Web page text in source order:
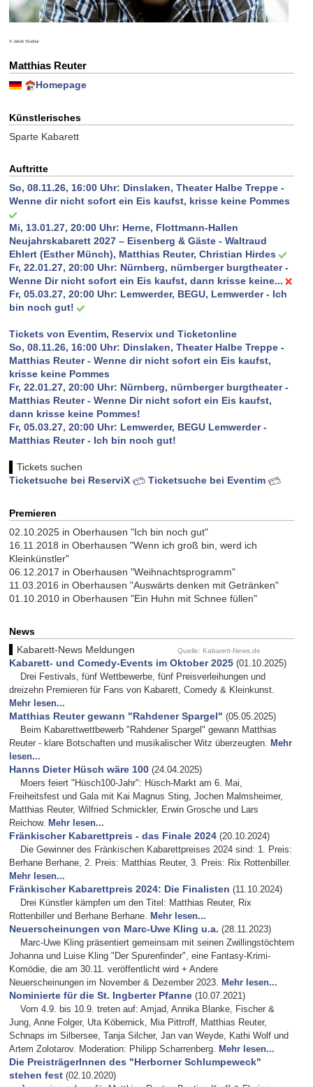
© Jakob Studnar
Matthias Reuter
Homepage
Künstlerisches
Sparte Kabarett
Auftritte
So, 08.11.26, 16:00 Uhr: Dinslaken, Theater Halbe Treppe -
Wenne dir nicht sofort ein Eis kaufst, krisse keine Pommes
Mi, 13.01.27, 20:00 Uhr: Herne, Flottmann-Hallen
Neujahrskabarett 2027 – Eisenberg & Gäste - Waltraud
Ehlert (Esther Münch), Matthias Reuter, Christian Hirdes
Fr, 22.01.27, 20:00 Uhr: Nürnberg, nürnberger burgtheater -
Wenne Dir nicht sofort ein Eis kaufst, dann krisse keine...
Fr, 05.03.27, 20:00 Uhr: Lemwerder, BEGU, Lemwerder - Ich
bin noch gut!
Tickets von Eventim, Reservix und Ticketonline
So, 08.11.26, 16:00 Uhr: Dinslaken, Theater Halbe Treppe -
Matthias Reuter - Wenne dir nicht sofort ein Eis kaufst,
krisse keine Pommes
Fr, 22.01.27, 20:00 Uhr: Nürnberg, nürnberger burgtheater -
Matthias Reuter - Wenne Dir nicht sofort ein Eis kaufst,
dann krisse keine Pommes!
Fr, 05.03.27, 20:00 Uhr: Lemwerder, BEGU Lemwerder -
Matthias Reuter - Ich bin noch gut!
Tickets suchen
Ticketsuche bei ReserviX
Ticketsuche bei Eventim
Premieren
02.10.2025 in Oberhausen "Ich bin noch gut"
16.11.2018 in Oberhausen "Wenn ich groß bin, werd ich
Kleinkünstler"
06.12.2017 in Oberhausen "Weihnachtsprogramm"
11.03.2016 in Oberhausen "Auswärts denken mit Getränken"
01.10.2010 in Oberhausen "Ein Huhn mit Schnee füllen"
News
Kabarett-News Meldungen
Quelle: Kabarett-News.de
Kabarett- und Comedy-Events im Oktober 2025 (01.10.2025)
Drei Festivals, fünf Wettbewerbe, fünf Preisverleihungen und
dreizehn Premieren für Fans von Kabarett, Comedy & Kleinkunst.
Mehr lesen...
Matthias Reuter gewann "Rahdener Spargel" (05.05.2025)
Beim Kabarettwettbewerb "Rahdener Spargel" gewann Matthias
Reuter - klare Botschaften und musikalischer Witz überzeugten. Mehr
lesen...
Hanns Dieter Hüsch wäre 100 (24.04.2025)
Moers feiert "Hüsch100-Jahr": Hüsch-Markt am 6. Mai,
Freiheitsfest und Gala mit Kai Magnus Sting, Jochen Malmsheimer,
Matthias Reuter, Wilfried Schmickler, Erwin Grosche und Lars
Reichow. Mehr lesen...
Fränkischer Kabarettpreis - das Finale 2024 (20.10.2024)
Die Gewinner des Fränkischen Kabarettpreises 2024 sind: 1. Preis:
Berhane Berhane, 2. Preis: Matthias Reuter, 3. Preis: Rix Rottenbiller.
Mehr lesen...
Fränkischer Kabarettpreis 2024: Die Finalisten (11.10.2024)
Drei Künstler kämpfen um den Titel: Matthias Reuter, Rix
Rottenbiller und Berhane Berhane. Mehr lesen...
Neuerscheinungen von Marc-Uwe Kling u.a. (28.11.2023)
Marc-Uwe Kling präsentiert gemeinsam mit seinen Zwillingstöchtern
Johanna und Luise Kling "Der Spurenfinder", eine Fantasy-Krimi-
Komödie, die am 30.11. veröffentlicht wird + Andere
Neuerscheinungen im November & Dezember 2023. Mehr lesen...
Nominierte für die St. Ingberter Pfanne (10.07.2021)
Vom 4.9. bis 10.9. treten auf: Amjad, Annika Blanke, Fischer &
Jung, Anne Folger, Uta Köbernick, Mia Pittroff, Matthias Reuter,
Schnaps im Silbersee, Tanja Silcher, Jan van Weyde, Kathi Wolf und
Artem Zolotarov. Moderation: Philipp Scharrenberg. Mehr lesen...
Die PreisträgerInnen des "Herborner Schlumpeweck"
stehen fest (02.10.2020)